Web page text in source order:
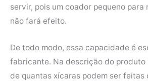
servir, pois um coador pequeno para
não fará efeito.
De todo modo, essa capacidade é
fabricante. Na descrição do produto
de quantas xícaras podem ser feitas